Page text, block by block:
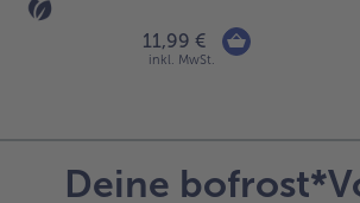
11,99 €
inkl. MwSt.
Deine